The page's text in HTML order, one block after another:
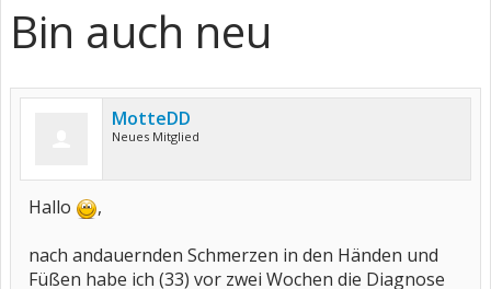
Bin auch neu
MotteDD
Neues Mitglied
Hallo
,
nach andauernden Schmerzen in den Händen und
Füßen habe ich (33) vor zwei Wochen die Diagnose